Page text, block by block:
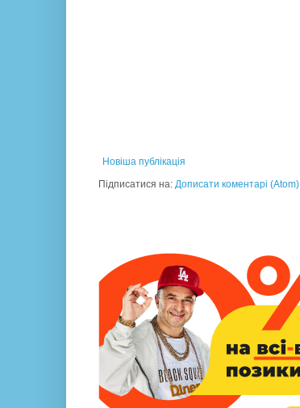
Новіша публікація
Підписатися на: Дописати коментарі (Atom)